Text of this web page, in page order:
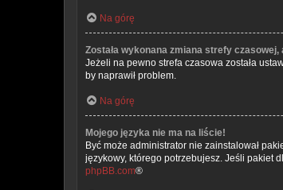
Na górę
Została wykonana zmiana strefy
Jeżeli na pewno strefa czasowa została
by naprawił problem.
Na górę
Mojego języka nie ma na liście!
Być może administrator nie zainstalował
językowy, którego potrzebujesz. Jeśli pakiet
phpBB.com®